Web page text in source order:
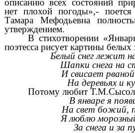
нет плохой погоды»,- поется
Тамара Мефодьевна
утверждением.
В стихотворении
поэтесса рисует картины
Белый снег лежит
Шапки снега на
И свисает
На деревьях и
Потому любит
В январе я
На свет божий,
Я люблю
За снега и за